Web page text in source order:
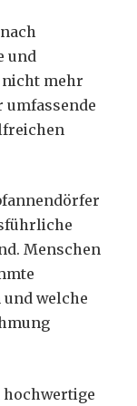
und
mehr
umfassende
Menschen
welche
hochwertige